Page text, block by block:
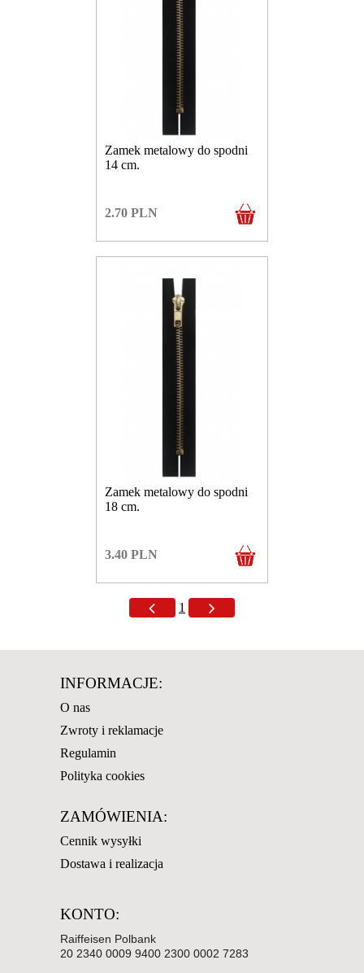
Zamek metalowy do spodni
14 cm.
2.70 PLN
Zamek metalowy do spodni
18 cm.
3.40 PLN
1
INFORMACJE:
O nas
Zwroty i reklamacje
Regulamin
Polityka cookies
ZAMÓWIENIA:
Cennik wysyłki
Dostawa i realizacja
KONTO:
Raiffeisen Polbank
20 2340 0009 9400 2300 0002 7283